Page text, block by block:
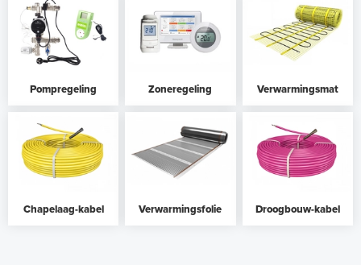
Pompregeling Zoneregeling Verwarmingsmat
Chapelaag-kabel Verwarmingsfolie Droogbouw-kabel